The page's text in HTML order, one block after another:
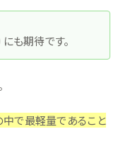
も期待です。
中で最軽量であること